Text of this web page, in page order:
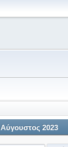
Αύγουστος 2023